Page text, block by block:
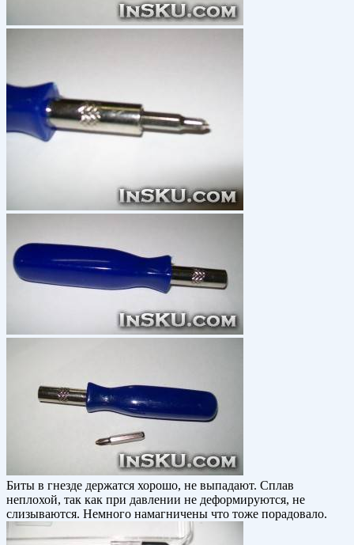
Биты в гнезде держатся хорошо, не выпадают. Сплав
неплохой, так как при давлении не деформируются, не
слизываются. Немного намагничены что тоже порадовало.